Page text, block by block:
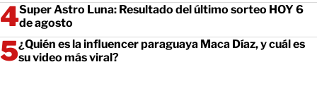
Super Astro Luna: Resultado del último sorteo HOY 6
de agosto
¿Quién es la influencer paraguaya Maca Díaz, y cuál es
su video más viral?